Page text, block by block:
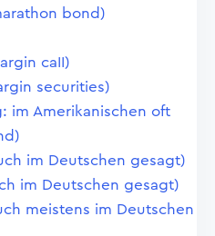
bond)
caII)
securities)
im Amerikanischen oft
im Deutschen gesagt)
im Deutschen gesagt)
meistens im Deutschen